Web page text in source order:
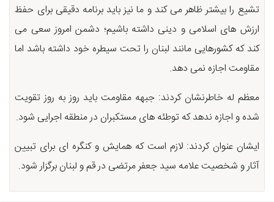
تشیع را بیشتر ظاهر می کند و ما نیز باید برنامه دقیقی برای حفظ
ارزش های اسلامی و دینی داشته باشیم؛ دشمن امروز سعی می
کند که کشورهایی مانند لبنان را تحت سیطره خود داشته باشد اما
مقاومت اجازه نمی دهد.
معظم له خاطرنشان کردند: جبهه مقاومت باید روز به روز تقویت
شده و اجازه ندهد که توطئه های مستکبران در منطقه اجرایی شود.
ایشان عنوان کردند: لازم است که همایش و کنگره ای برای تبیین
آثار و شخصیت علامه سید جعفر مرتضی در قم و لبنان برگزار شود.